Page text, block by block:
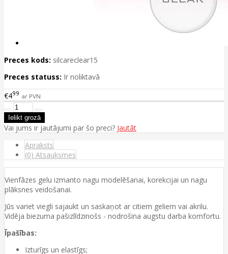
Preces kods: silcareclear15
Preces statuss: Ir noliktavā
€499 ar PVN
Vai jums ir jautājumi par šo preci? Jautāt
Apraksts
(0) Atsauksmes
Vienfāzes gelu izmanto nagu modelēšanai, korekcijai un nagu
plāksnes veidošanai.
Jūs variet viegli sajaukt un saskaņot ar citiem geliem vai akrilu.
Vidēja biezuma pašizlīdzinošs - nodrošina augstu darba komfortu.
Īpašības:
Izturīgs un elastīgs;